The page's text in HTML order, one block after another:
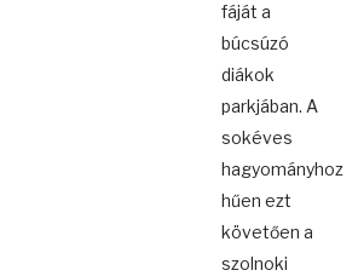
fáját a
búcsúzó
diákok
parkjában. A
sokéves
hagyományhoz
hűen ezt
követően a
szolnoki